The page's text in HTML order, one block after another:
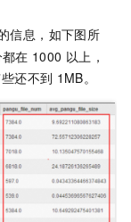
信息，如下图所
在 1000 以上，
还不到 1MB。